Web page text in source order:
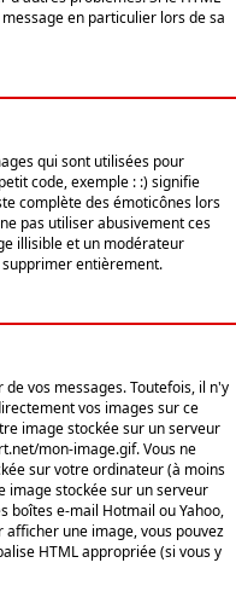
en particulier lors de sa
qui sont utilisées pour
code, exemple : :) signifie
complète des émoticônes lors
pas utiliser abusivement ces
illisible et un modérateur
entièrement.
vos messages. Toutefois, il n'y
vos images sur ce
image stockée sur un serveur
mon-image.gif. Vous ne
sur votre ordinateur (à moins
image stockée sur un serveur
boîtes e-mail Hotmail ou Yahoo,
afficher une image, vous pouvez
HTML appropriée (si vous y